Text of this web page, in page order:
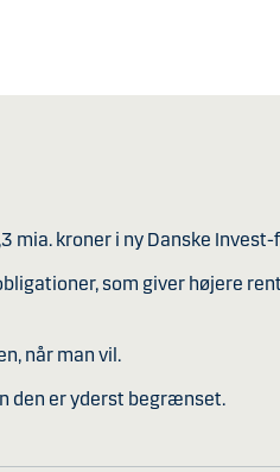
mia. kroner i ny Danske Invest-
som giver højere
når man vil.
den er yderst begrænset.